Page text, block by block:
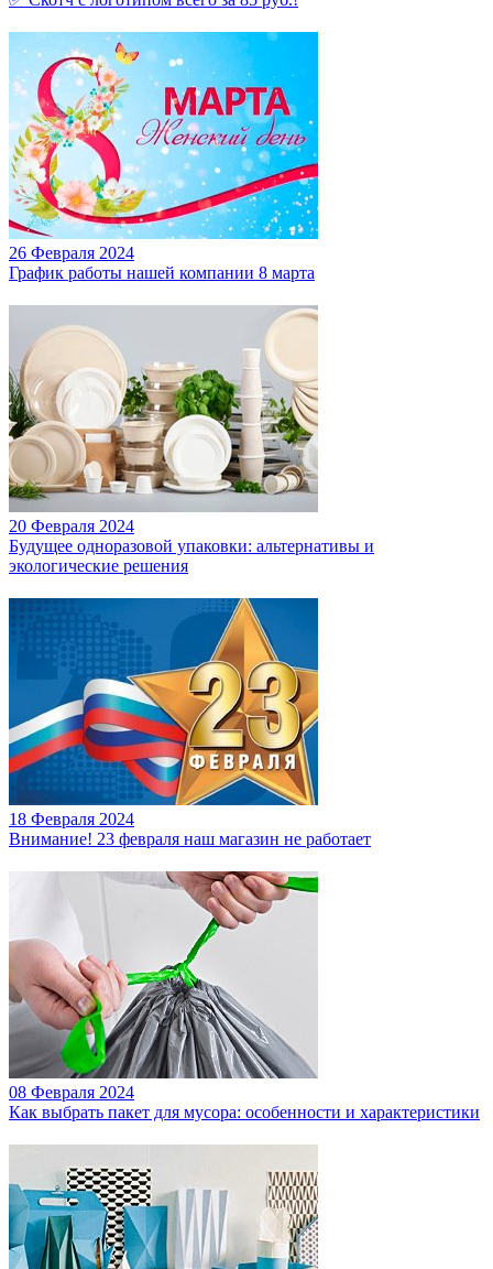
26 Февраля 2024
График работы нашей компании 8 марта
20 Февраля 2024
Будущее одноразовой упаковки: альтернативы и
экологические решения
18 Февраля 2024
Внимание! 23 февраля наш магазин не работает
08 Февраля 2024
Как выбрать пакет для мусора: особенности и характеристики